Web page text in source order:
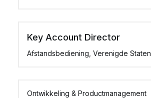
Key Account Director
Afstandsbediening, Verenigde Staten
Ontwikkeling & Productmanagement